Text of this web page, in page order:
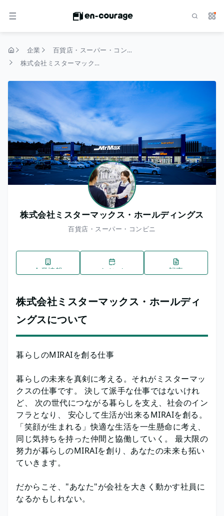
メニュー サ
企業
百貨店・スーパー・コンビニ
株式会社ミスターマックス・ホールディングス
株式会社ミスターマックス・ホールディングス
百貨店・スーパー・コンビニ
企業情報 イベント 記事
株式会社ミスターマックス・ホールディ
ングスについて
暮らしのMIRAIを創る仕事
暮らしの未来を真剣に考える。それがミスターマッ
クスの仕事です。 決して派手な仕事ではないけれ
ど、 次の世代につながる暮らしを支え、社会のイン
フラとなり、 安心して生活が出来るMIRAIを創る。
「笑顔が生まれる」快適な生活を一生懸命に考え、
同じ気持ちを持った仲間と協働していく。 最大限の
努力が暮らしのMIRAIを創り、あなたの未来も拓い
ていきます。
だからこそ、"あなた"が会社を大きく動かす社員に
なるかもしれない。